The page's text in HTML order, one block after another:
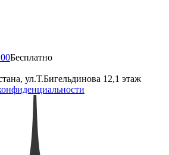
Бесплатно
ул.Т.Бигельдинова 12,1 этаж